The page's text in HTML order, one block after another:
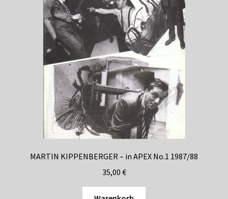
Mein Konto
Mitglieder
Newsletter
Suchservice
Versandkosten / Lieferung
MARTIN KIPPENBERGER – in APEX No.1 1987/88
35,00 €